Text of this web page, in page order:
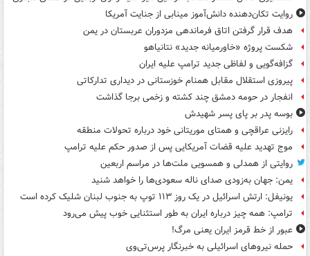
روایت تکان‌دهنده دانش‌آموز مینابی از جنایت آمریکا
هدف قرار گرفتن اتاق‌ فرماندهی مزدوران عربستان در یمن
شکست پروژه «خاورمیانه جدید» نتانیاهو
گزافه‌گویی و لفاظی جدید ترامپ علیه ایران
پیروزی استقلال مقابل همنام خوزستانی در دیداری تدارکاتی
انفجار در حومه دمشق چند کشته و زخمی برجا گذاشت
بوسه‌ پدر بر پای پسر شهیدش
رایزنی عراقچی و همتای موریتانی خود درباره تحولات منطقه
موج تهدید علیه قضات آمریکایی پس از صدور حکم علیه ترامپ
روایتی از همدلی و همسویی ملت‌ها در مراسم اربعین
یمن: جهان به‌زودی صدای ناله سعودی‌ها را خواهد شنید
یونیفل: ارتش اسرائیل در یک روز ۱۱۳ توپ به جنوب لبنان شلیک کرده است
ترامپ: همه چیز درباره ایران به طور استثنایی خوب پیش می‌رود
عبور از خط قرمز ایران یعنی مرگ!
حمله نیروهای اسرائیلی به خبرنگار پرس‌تی‌وی